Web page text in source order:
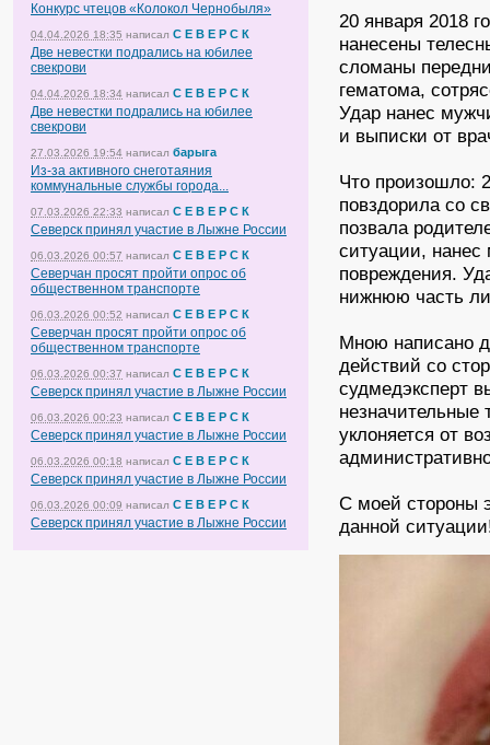
Конкурс чтецов «Колокол Чернобыля»
04.04.2026 18:35 написал С Е В Е Р С К
Две невестки подрались на юбилее
свекрови
04.04.2026 18:34 написал С Е В Е Р С К
Две невестки подрались на юбилее
свекрови
27.03.2026 19:54 написал барыга
Из-за активного снеготаяния
коммунальные службы города...
07.03.2026 22:33 написал С Е В Е Р С К
Северск принял участие в Лыжне России
06.03.2026 00:57 написал С Е В Е Р С К
Северчан просят пройти опрос об
общественном транспорте
06.03.2026 00:52 написал С Е В Е Р С К
Северчан просят пройти опрос об
общественном транспорте
06.03.2026 00:37 написал С Е В Е Р С К
Северск принял участие в Лыжне России
06.03.2026 00:23 написал С Е В Е Р С К
Северск принял участие в Лыжне России
06.03.2026 00:18 написал С Е В Е Р С К
Северск принял участие в Лыжне России
06.03.2026 00:09 написал С Е В Е Р С К
Северск принял участие в Лыжне России
20 января 2018
нанесены
сломаны
гематома,
Удар нанес
и выписки от
Что произошло:
повздорила со
позвала
ситуации, нанес
повреждения.
нижнюю часть
Мною написано
действий со
судмедэксперт
незначительные
уклоняется от
С моей стороны
данной